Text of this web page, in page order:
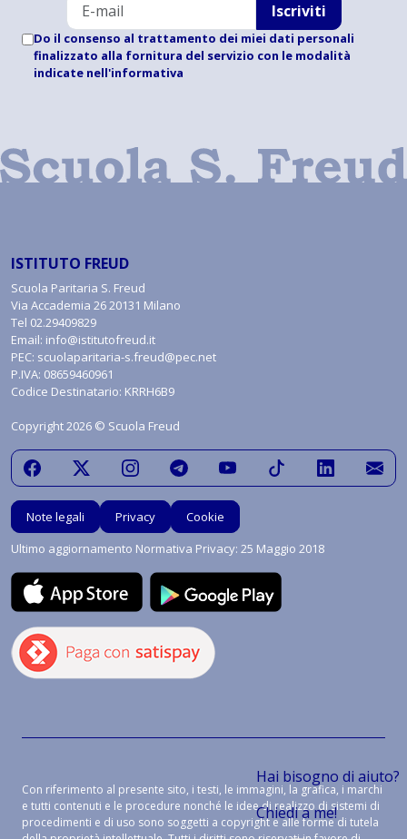
Hai bisogno di aiuto?
Chiedi a me!
Iscriviti
Do il consenso al trattamento dei miei dati personali
finalizzato alla fornitura del servizio con le modalità
indicate nell'informativa
ISTITUTO FREUD
Scuola Paritaria S. Freud
Via Accademia 26 20131 Milano
Tel 02.29409829
Email: info@istitutofreud.it
PEC: scuolaparitaria-s.freud@pec.net
P.IVA: 08659460961
Codice Destinatario: KRRH6B9
Copyright 2026 © Scuola Freud
Note legali Privacy
Cookie
Ultimo aggiornamento Normativa Privacy: 25 Maggio 2018
Con riferimento al presente sito, i testi, le immagini, la grafica, i marchi
e tutti contenuti e le procedure nonché le idee di realizzo di sistemi di
procedimenti e di uso sono soggetti a copyright e alle forme di tutela